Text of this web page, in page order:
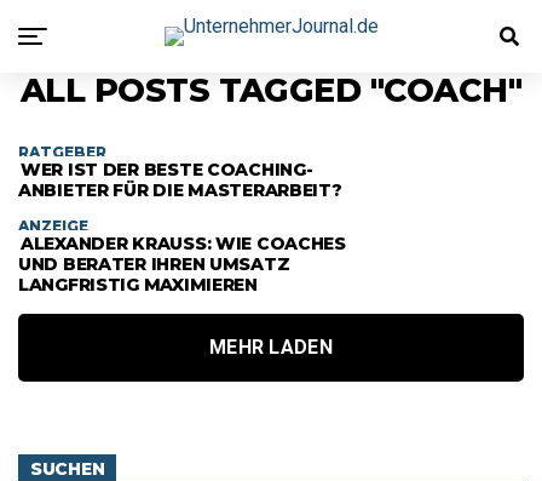
ALL POSTS TAGGED "COACH"
RATGEBER
WER IST DER BESTE COACHING-
ANBIETER FÜR DIE MASTERARBEIT?
ANZEIGE
ALEXANDER KRAUSS: WIE COACHES U
ND BERATER IHREN UMSATZ L
ANGFRISTIG MAXIMIEREN
MEHR LADEN
SUCHEN